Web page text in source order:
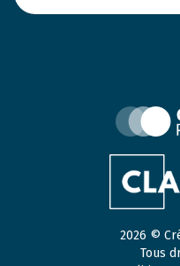
2026 ©
Tous